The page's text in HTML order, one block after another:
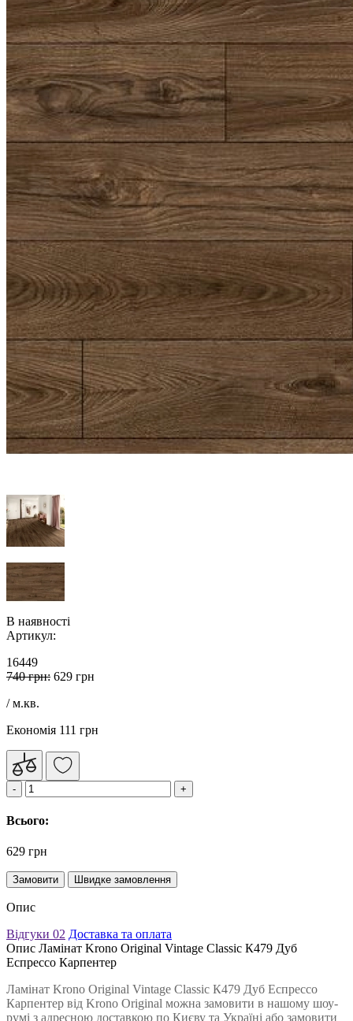
В наявності
Артикул:
16449
740 грн: 629 грн
/ м.кв.
Економія 111 грн
Всього:
629 грн
Замовити Швидке замовлення
Опис
Відгуки 02 Доставка та оплата
Опис Ламінат Krono Original Vintage Classic К479 Дуб
Еспрессо Карпентер
Ламінат Krono Original Vintage Classic К479 Дуб Еспрессо
Карпентер від Krono Original можна замовити в нашому шоу-
румі з адресною доставкою по Києву та Україні або замовити